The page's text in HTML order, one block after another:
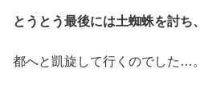
とうとう最後には土蜘蛛を討ち、
都へと凱旋して行くのでした…。